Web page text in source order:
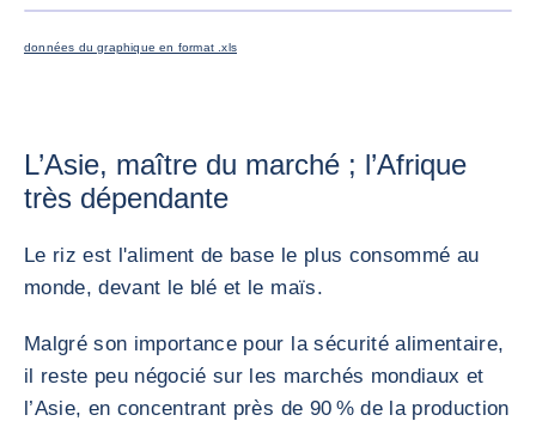
données du graphique en format .xls
L’Asie, maître du marché ; l’Afrique
très dépendante
Le riz est l'aliment de base le plus consommé au
monde, devant le blé et le maïs.
Malgré son importance pour la sécurité alimentaire,
il reste peu négocié sur les marchés mondiaux et
l’Asie, en concentrant près de 90 % de la production